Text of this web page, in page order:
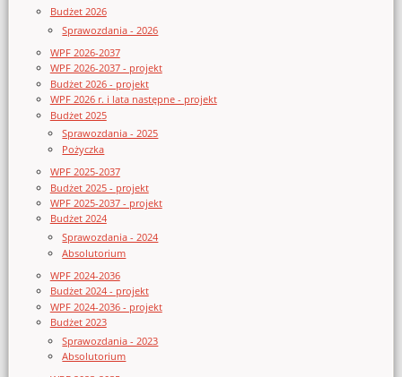
Budżet 2026
Sprawozdania - 2026
WPF 2026-2037
WPF 2026-2037 - projekt
Budżet 2026 - projekt
WPF 2026 r. i lata następne - projekt
Budżet 2025
Sprawozdania - 2025
Pożyczka
WPF 2025-2037
Budżet 2025 - projekt
WPF 2025-2037 - projekt
Budżet 2024
Sprawozdania - 2024
Absolutorium
WPF 2024-2036
Budżet 2024 - projekt
WPF 2024-2036 - projekt
Budżet 2023
Sprawozdania - 2023
Absolutorium